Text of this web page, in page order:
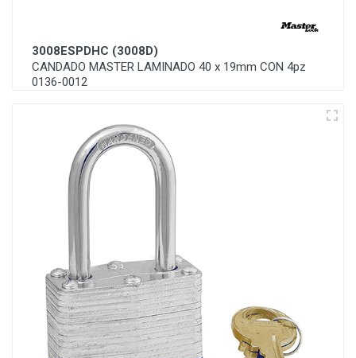
3008ESPDHC (3008D)
CANDADO MASTER LAMINADO 40 x 19mm CON 4pz
0136-0012